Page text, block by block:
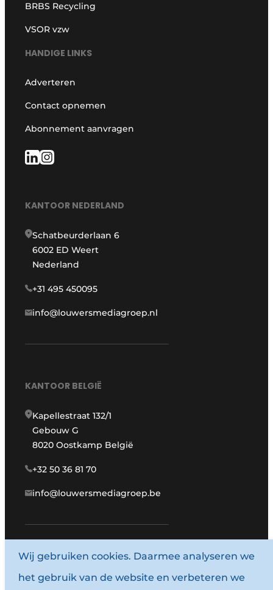
BRBS Recycling
VSOR vzw
HANDIGE LINKS
Adverteren
Contact opnemen
Abonnement aanvragen
KANTOOR NEDERLAND
Schatbeurderlaan 6
6002 ED Weert
Nederland
+31 495 450095
info@louwersmediagroep.nl
KANTOOR BELGIË
Kapellestraat 132/1
Gebouw G
8020 Oostkamp België
+32 50 36 81 70
info@louwersmediagroep.be
www.louwersmediagroep.com
© 1987 - 2026 Louwersmediagroep.
Wij gebruiken cookies. Daarmee analyseren we
het gebruik van de website en verbeteren we